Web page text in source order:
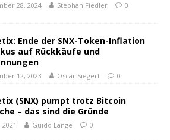
28, 2024 Stephan Fiedler 0
Ende der SNX-Token-Inflation
auf Rückkäufe und
12, 2023 Oscar Siegert 0
(SNX) pumpt trotz Bitcoin
– das sind die Gründe
2021 Guido Lange 0